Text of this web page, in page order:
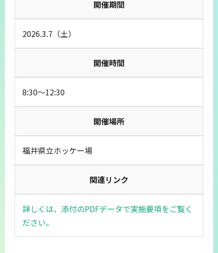
開催期間
2026.3.7（土）
開催時間
8:30～12:30
開催場所
福井県立ホッケー場
関連リンク
詳しくは、添付のPDFデータで実施要項をご覧く
ださい。